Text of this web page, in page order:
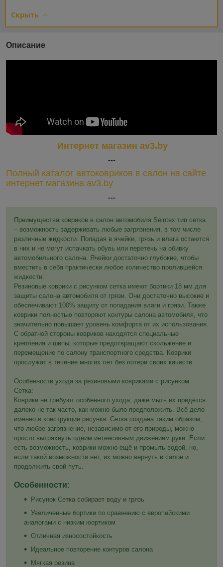
Скрыть
Описание
Интернет магазин av3.by
---
Полный каталог автоковриков в салон на сайте
интернет магазина av3.by
---
Преимущества ковриков в салон автомобиля Seintex тип сетка
– возможность задерживать любые загрязнения, в том числе
различные жидкости. Попадая в ячейки, грязь и влага остаются
в них и не могут испачкать обувь или перетечь на обивку
автомобильного салона. Ячейки достаточно глубокие, чтобы
вместить в себя практически любое количество пролившейся
жидкости.
Резиновые коврики с рисунком сетка имеют бортики 18 мм для
защиты салона автомобиля от грязи. Они достаточно высокие и
обеспечивают 100% защиту от попадания влаги и грязи. Также
коврики полностью повторяют контуры салона автомобиля, что
значительно повышает уровень комфорта от их использования.
С обратной стороны ковриков находятся специальные
крепления и шипы, которые предотвращают скольжение и
перемещение по салону транспортного средства. Коврики
прослужат в течение многих лет без потери своих качеств.
Особенности ухода за резиновыми ковриками с рисунком
Сетка:
Коврики не требуют особенного ухода, даже мыть их придётся
далеко не так часто, как можно было предположить. Всё дело
именно в конструкции рисунка. Сетка создана таким образом,
что любое загрязнение, независимо от его природы, можно
просто вытряхнуть одним интенсивным движением руки. Если
есть возможность, коврики можно ещё и промыть водой, но,
если такой возможности нет, их можно вернуть в салон и
продолжить свой путь.
Особенности:
Рисунок Сетка собирает воду и грязь
Увеличенные бортики по сравнению с европейскими
аналогами с низким юортиком
Отличная износостойкость
Идеальное повторение контуров салона
Мягкая резина